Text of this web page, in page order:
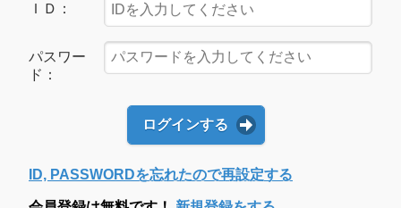
ＩＤ：
パスワー
ド：
ログインする
ID, PASSWORDを忘れたので再設定する